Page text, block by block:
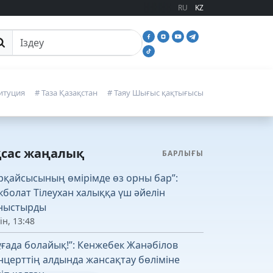
RU KZ
іздеу
# Таза Қазақстан # Таяу Шығыс қақтығысы
жаңалық БАРЛЫҒЫ
өмірімде өз орны бар”:
Тілеухан халыққа үш әйелін
13:48
болайық!”: Кенжебек Жанәбілов
алдында жансақтау бөліміне